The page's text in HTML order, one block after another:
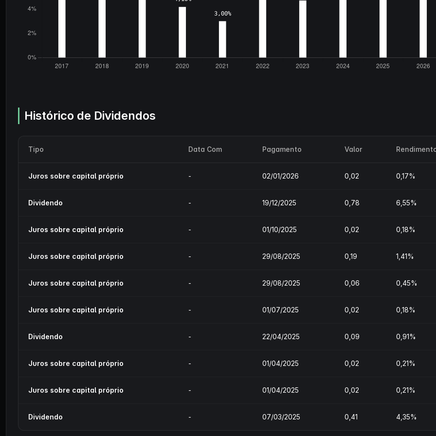
Histórico de Dividendos
Tipo Data Com Pagamento Valor
Juros sobre capital próprio - 02/01/2026 0,02 0,17%
Dividendo - 19/12/2025 0,78 6,55%
Juros sobre capital próprio - 01/10/2025 0,02 0,18%
Juros sobre capital próprio - 29/08/2025 0,19 1,41%
Juros sobre capital próprio - 29/08/2025 0,06 0,45%
Juros sobre capital próprio - 01/07/2025 0,02 0,18%
Dividendo - 22/04/2025 0,09 0,91%
Juros sobre capital próprio - 01/04/2025 0,02 0,21%
Juros sobre capital próprio - 01/04/2025 0,02 0,21%
Dividendo - 07/03/2025 0,41 4,35%